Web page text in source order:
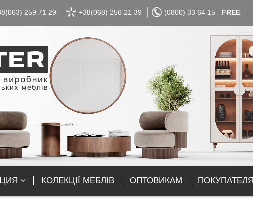
259 71 29 +38(068) 256 21 39 (0800) 33 64 15 - FREE
КОЛЕКЦІЇ МЕБЛІВ ОПТОВИКАМ